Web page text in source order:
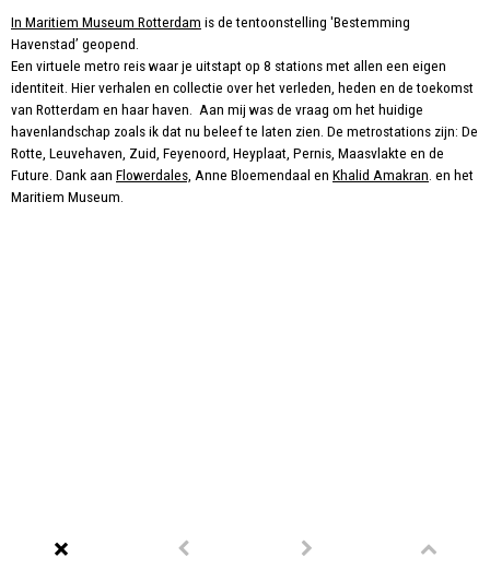
In Maritiem Museum Rotterdam is de tentoonstelling 'Bestemming
Havenstad’ geopend.
Een virtuele metro reis waar je uitstapt op 8 stations met allen een eigen
identiteit. Hier verhalen en collectie over het verleden, heden en de toekomst
van Rotterdam en haar haven. Aan mij was de vraag om het huidige
havenlandschap zoals ik dat nu beleef te laten zien. De metrostations zijn: De
Rotte, Leuvehaven, Zuid, Feyenoord, Heyplaat, Pernis, Maasvlakte en de
Future. Dank aan Flowerdales, Anne Bloemendaal en Khalid Amakran . en het
Maritiem Museum.